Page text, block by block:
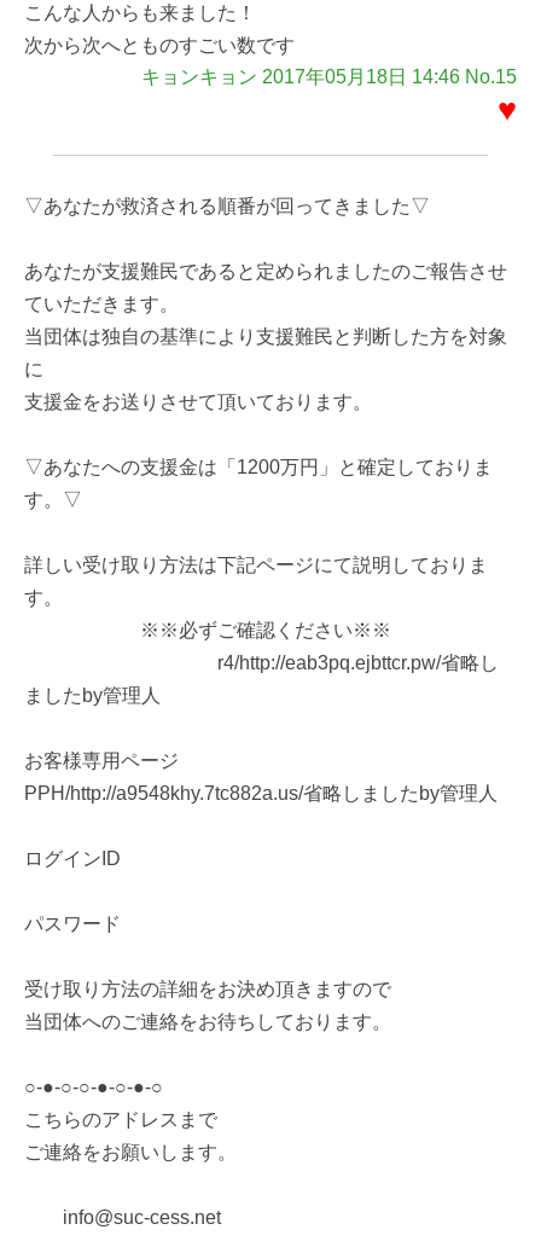
こんな人からも来ました！
次から次へとものすごい数です
キョンキョン 2017年05月18日 14:46 No.15
♥
▽あなたが救済される順番が回ってきました▽
あなたが支援難民であると定められましたのご報告させ
ていただきます。
当団体は独自の基準により支援難民と判断した方を対象
に
支援金をお送りさせて頂いております。
▽あなたへの支援金は「1200万円」と確定しておりま
す。▽
詳しい受け取り方法は下記ページにて説明しておりま
す。
※※必ずご確認ください※※
r4/http://eab3pq.ejbttcr.pw/省略し
ましたby管理人
お客様専用ページ
PPH/http://a9548khy.7tc882a.us/省略しましたby管理人
ログインID
パスワード
受け取り方法の詳細をお決め頂きますので
当団体へのご連絡をお待ちしております。
○-●-○-○-●-○-●-○
こちらのアドレスまで
ご連絡をお願いします。
info@suc-cess.net